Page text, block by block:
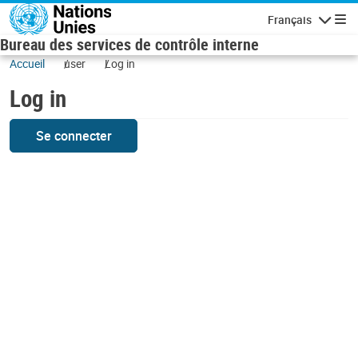
Skip to main content
Français
Bureau des services de contrôle interne
Accueil user Log in
Log in
Se connecter